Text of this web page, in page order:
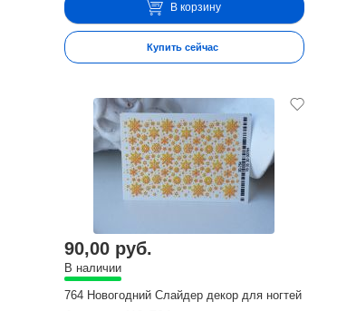
В корзину
Купить сейчас
90,00 руб.
В наличии
764 Новогодний Слайдер декор для ногтей